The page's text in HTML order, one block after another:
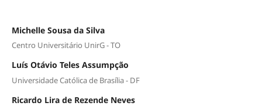
Michelle Sousa da Silva
Centro Universitário UnirG - TO
Luís Otávio Teles Assumpção
Universidade Católica de Brasília - DF
Ricardo Lira de Rezende Neves